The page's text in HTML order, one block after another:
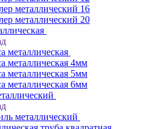
металлический 16
металлический 20
металлическая
металлическая 4мм
металлическая 5мм
металлическая 6мм
металлический